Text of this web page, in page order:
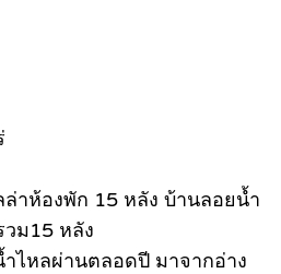
าห้องพัก 15 หลัง บ้านลอยน้ำ
ม15 หลัง
ไหลผ่านตลอดปี มาจากอ่าง